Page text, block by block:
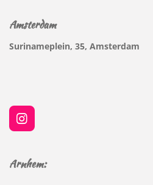
Amsterdam
Surinameplein, 35, Amsterdam
I
n
a
Arnhem: